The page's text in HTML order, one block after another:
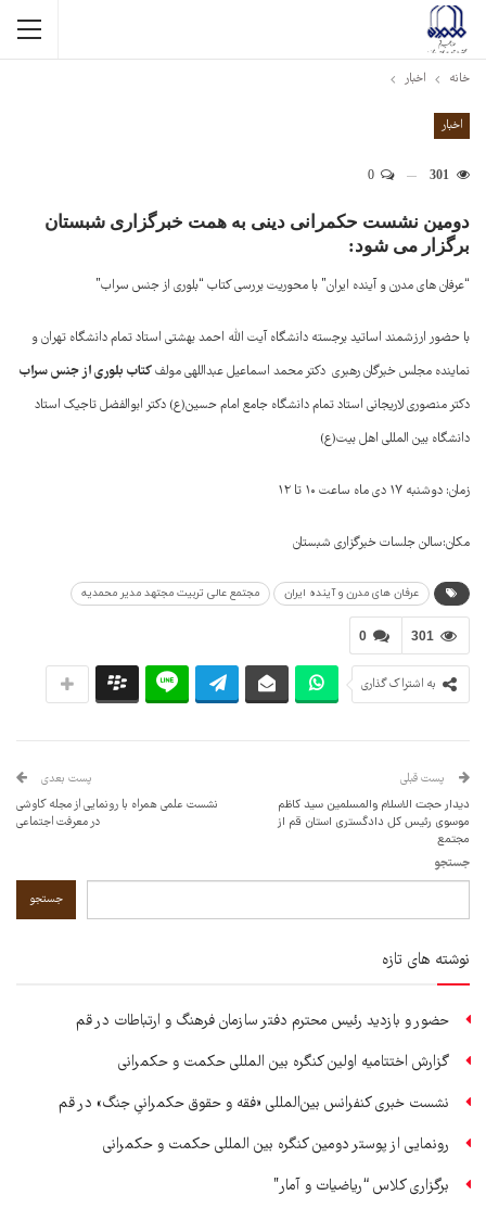
خانه اخبار
اخبار
301
دومین نشست حکمرانی دینی به همت خبرگزاری شبستان
برگزار می شود:
“عرفان های مدرن و آینده ایران” با محوریت بررسی کتاب “بلوری از جنس سراب”
با حضور ارزشمند اساتید برجسته دانشگاه آیت الله احمد بهشتی استاد تمام دانشگاه تهران و
نماینده مجلس خبرگان رهبری دکتر محمد اسماعیل عبداللهی مولفکتاب بلوری از جنس سراب
دکتر منصوری لاریجانی استاد تمام دانشگاه جامع امام حسین(ع) دکتر ابوالفضل تاجیک استاد
دانشگاه بین المللی اهل بیت(ع)
زمان: دوشنبه ۱۷ دی ماه ساعت ۱۰ تا ۱۲
مکان:سالن جلسات خبرگزاری شبستان
عرفان های مدرن و آینده ایران مجتمع عالی تربیت مجتهد مدیر محمدیه
0 301
به اشتراک گذاری
پست قبلی
دیدار حجت الاسلام والمسلمین سید کاظم
موسوی رئیس کل دادگستری استان قم از
مجتمع
پست بعدی
نشست علمی همراه با رونمایی از مجله کاوشی
در معرفت اجتماعی
جستجو
جستجو
نوشته های تازه
حضور و بازدید رئیس محترم دفتر سازمان فرهنگ و ارتباطات در قم
گزارش اختتامیه اولین کنگره بین المللی حکمت و حکمرانی
نشست خبری کنفرانس بین‌المللی «فقه و حقوق حکمرانیِ جنگ» در قم
رونمایی از پوستر دومین کنگره بین المللی حکمت و حکمرانی
برگزاری کلاس “ریاضیات و آمار”